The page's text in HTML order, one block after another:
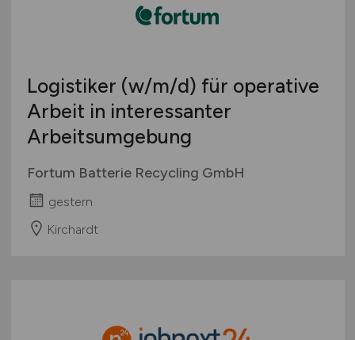
Logistiker (w/m/d) für operative
Arbeit in interessanter
Arbeitsumgebung
Fortum Batterie Recycling GmbH
gestern
Kirchardt